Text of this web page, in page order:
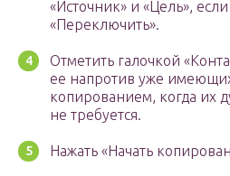
«Источник» и «Цель»,
«Переключить».
Отметить галочкой
ее напротив уже
копированием, когда их
не требуется.
Нажать «Начать